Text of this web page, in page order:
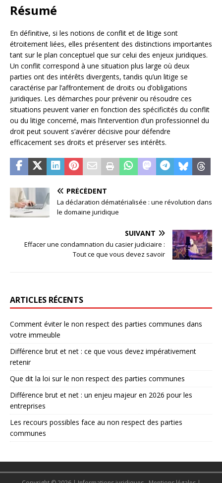
Résumé
En définitive, si les notions de conflit et de litige sont
étroitement liées, elles présentent des distinctions importantes
tant sur le plan conceptuel que sur celui des enjeux juridiques.
Un conflit correspond à une situation plus large où deux
parties ont des intérêts divergents, tandis qu’un litige se
caractérise par l’affrontement de droits ou d’obligations
juridiques. Les démarches pour prévenir ou résoudre ces
situations peuvent varier en fonction des spécificités du conflit
ou du litige concerné, mais l’intervention d’un professionnel du
droit peut souvent s’avérer décisive pour défendre
efficacement ses droits et préserver ses intérêts.
PRÉCÉDENT
La déclaration dématérialisée : une révolution dans
le domaine juridique
SUIVANT
Effacer une condamnation du casier judiciaire :
Tout ce que vous devez savoir
ARTICLES RÉCENTS
Comment éviter le non respect des parties communes dans
votre immeuble
Différence brut et net : ce que vous devez impérativement
retenir
Que dit la loi sur le non respect des parties communes
Différence brut et net : un enjeu majeur en 2026 pour les
entreprises
Les recours possibles face au non respect des parties
communes